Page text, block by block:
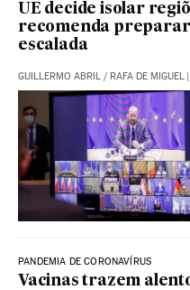
UE decide isolar
recomenda
escalada
GUILLERMO ABRIL / RAFA DE MIGUEL |
PANDEMIA DE CORONAVÍRUS
Vacinas trazem